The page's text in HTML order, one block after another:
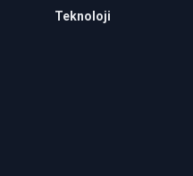
Teknoloji